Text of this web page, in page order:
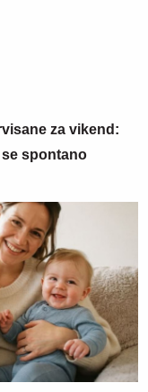
za vikend:
spontano